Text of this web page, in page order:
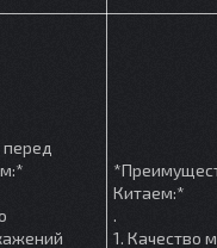
Китаем:*
.
1. Качество